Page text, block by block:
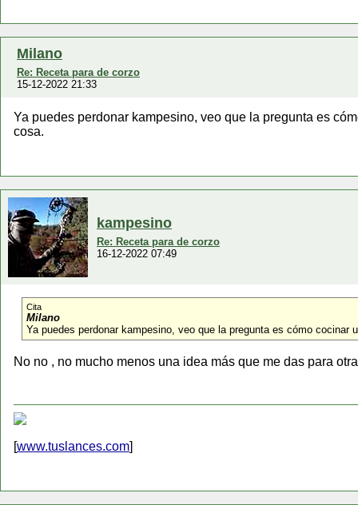
Milano
Re: Receta para de corzo
15-12-2022 21:33
Ya puedes perdonar kampesino, veo que la pregunta es
cosa.
kampesino
Re: Receta para de corzo
16-12-2022 07:49
Cita
Milano
Ya puedes perdonar kampesino, veo que la pregunta es cómo
No no , no mucho menos una idea más que me das para
[www.tuslances.com]